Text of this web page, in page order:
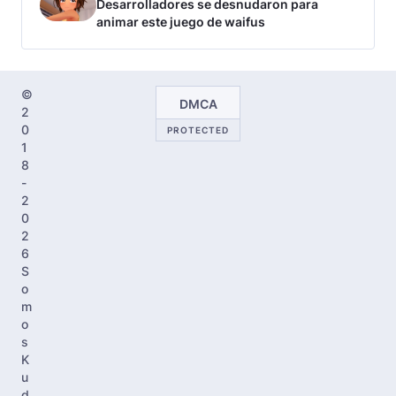
Desarrolladores se desnudaron para
animar este juego de waifus
©
2
0
1
8
-
2
0
2
6
S
o
m
o
s
K
u
DMCA
PROTECTED